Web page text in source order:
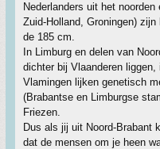
Nederlanders uit het
Zuid-Holland, Groningen)
de 185 cm.
In Limburg en delen van
dichter bij Vlaanderen
Vlamingen lijken genetisch
(Brabantse en Limburgse
Friezen.
Dus als jij uit Noord-Brabant
dat de mensen om je heen